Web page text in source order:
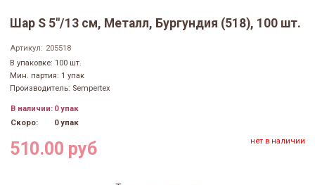
Шар S 5"/13 см, Металл, Бургундия (518), 100 шт.
Артикул: 205518
В упаковке: 100 шт.
Мин. партия: 1 упак
Производитель: Sempertex
В наличии: 0 упак
Скоро:
0 упак
510.00 руб нет в наличии